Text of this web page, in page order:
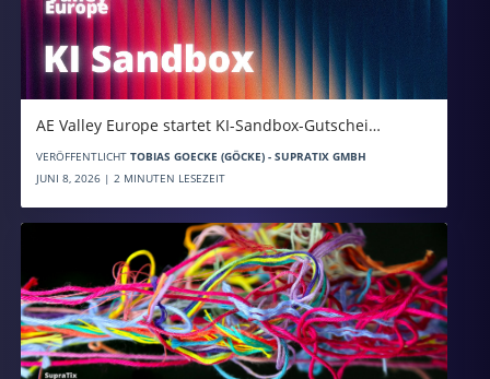
AE Valley Europe startet KI-Sandbox-Gutschei…
VERÖFFENTLICHT TOBIAS GOECKE (GÖCKE) - SUPRATIX GMBH
JUNI 8, 2026 | 2 MINUTEN LESEZEIT